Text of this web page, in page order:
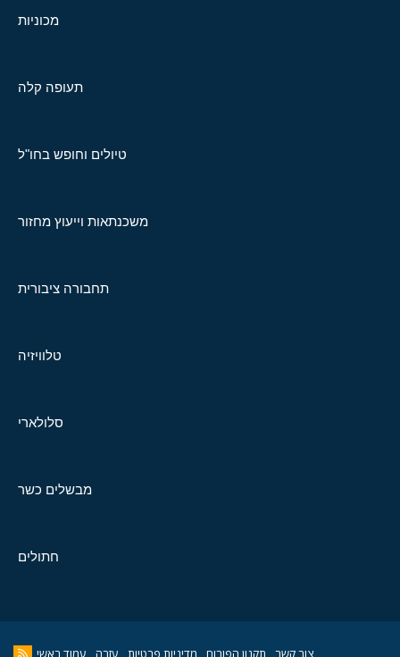
מכוניות
תעופה קלה
טיולים וחופש בחו"ל
משכנתאות וייעוץ מחזור
תחבורה ציבורית
טלוויזיה
סלולארי
מבשלים כשר
חתולים
צור קשר תקנון הפורום מדיניות פרטיות עזרה עמוד ראשי